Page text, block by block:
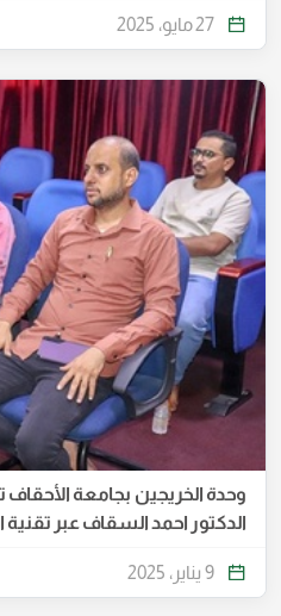
27 مايو، 2025
وحدة الخريجين بجامعة
الدكتور احمد السقاف عبر تقنية
9 يناير، 2025